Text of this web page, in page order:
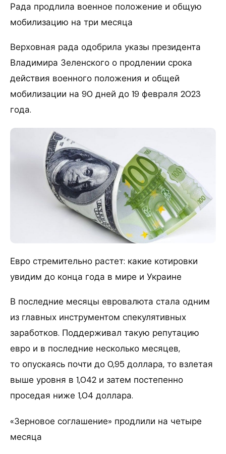
Рада продлила военное положение и общую
мобилизацию на три месяца
Верховная рада одобрила указы президента
Владимира Зеленского о продлении срока
действия военного положения и общей
мобилизации на 90 дней до 19 февраля 2023
года.
Евро стремительно растет: какие котировки
увидим до конца года в мире и Украине
В последние месяцы евровалюта стала одним
из главных инструментом спекулятивных
заработков. Поддерживал такую репутацию
евро и в последние несколько месяцев,
то опускаясь почти до 0,95 доллара, то взлетая
выше уровня в 1,042 и затем постепенно
проседая ниже 1,04 доллара.
«Зерновое соглашение» продлили на четыре
месяца